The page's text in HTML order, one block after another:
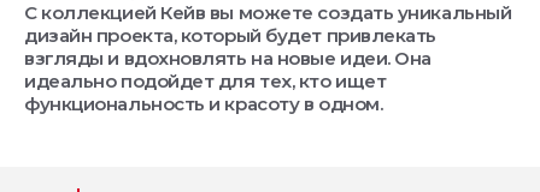
С коллекцией Кейв вы можете создать уникальный
дизайн проекта, который будет привлекать
взгляды и вдохновлять на новые идеи. Она
идеально подойдет для тех, кто ищет
функциональность и красоту в одном.